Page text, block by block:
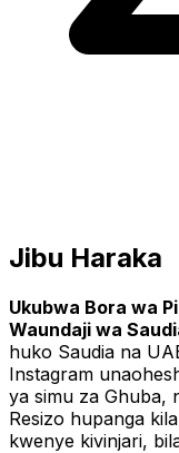
Jibu Haraka
Ukubwa Bora wa
Waundaji wa
huko Saudia na
Instagram
ya simu za Ghuba,
Resizo hupanga
kwenye kivinjari,